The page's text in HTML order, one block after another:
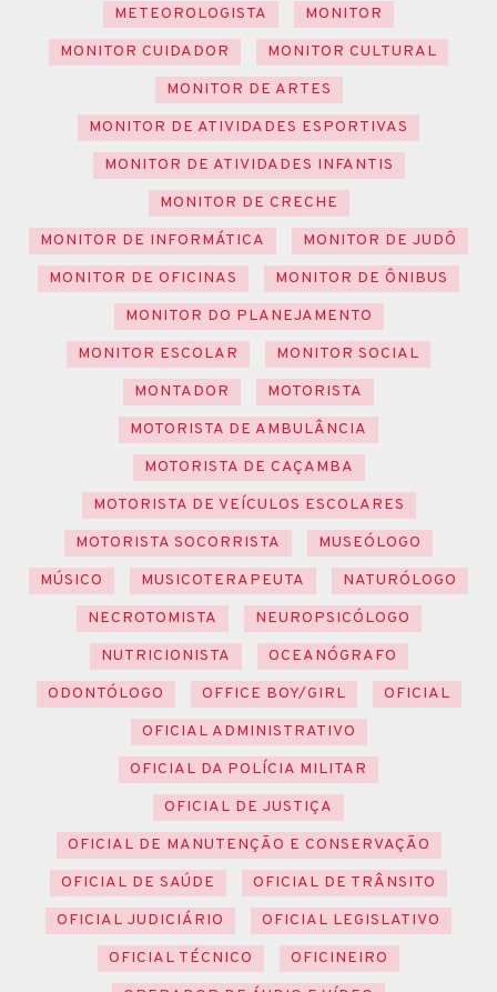
METEOROLOGISTA
MONITOR
MONITOR CUIDADOR
MONITOR CULTURAL
MONITOR DE ARTES
MONITOR DE ATIVIDADES ESPORTIVAS
MONITOR DE ATIVIDADES INFANTIS
MONITOR DE CRECHE
MONITOR DE INFORMÁTICA
MONITOR DE JUDÔ
MONITOR DE OFICINAS
MONITOR DE ÔNIBUS
MONITOR DO PLANEJAMENTO
MONITOR ESCOLAR
MONITOR SOCIAL
MONTADOR
MOTORISTA
MOTORISTA DE AMBULÂNCIA
MOTORISTA DE CAÇAMBA
MOTORISTA DE VEÍCULOS ESCOLARES
MOTORISTA SOCORRISTA
MUSEÓLOGO
MÚSICO
MUSICOTERAPEUTA
NATURÓLOGO
NECROTOMISTA
NEUROPSICÓLOGO
NUTRICIONISTA
OCEANÓGRAFO
ODONTÓLOGO
OFFICE BOY/GIRL
OFICIAL
OFICIAL ADMINISTRATIVO
OFICIAL DA POLÍCIA MILITAR
OFICIAL DE JUSTIÇA
OFICIAL DE MANUTENÇÃO E CONSERVAÇÃO
OFICIAL DE SAÚDE
OFICIAL DE TRÂNSITO
OFICIAL JUDICIÁRIO
OFICIAL LEGISLATIVO
OFICIAL TÉCNICO
OFICINEIRO